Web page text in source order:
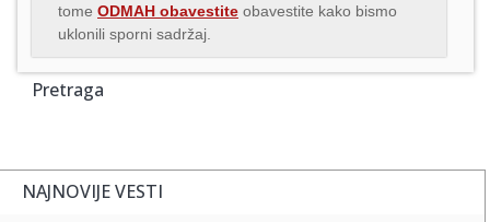
tome ODMAH obavestite obavestite kako bismo
uklonili sporni sadržaj.
Pretraga
NAJNOVIJE VESTI